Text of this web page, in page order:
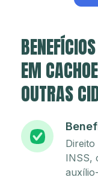
EM
OUTRAS
INSS,